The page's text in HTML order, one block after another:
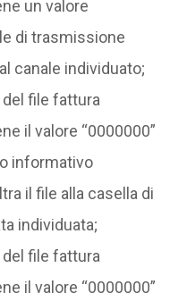
un valore
di trasmissione
canale individuato;
file fattura
il valore “0000000”
informativo
il file alla casella di
individuata;
file fattura
il valore “0000000”